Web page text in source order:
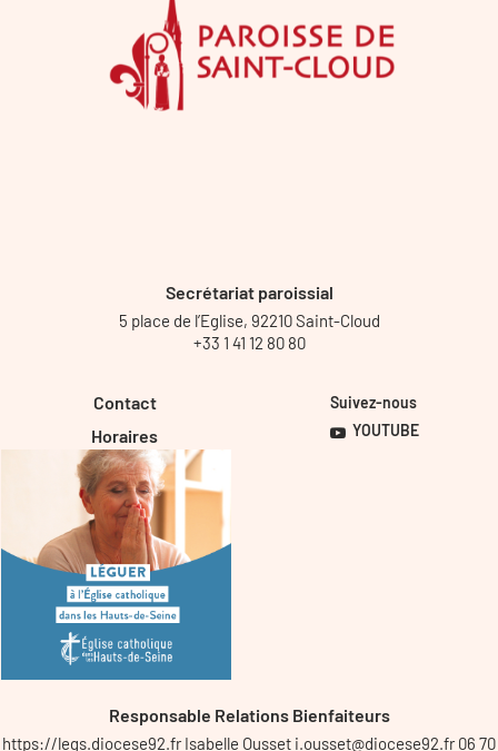
Secrétariat paroissial
5 place de l’Eglise, 92210 Saint-Cloud
+33 1 41 12 80 80
Contact
Horaires
Suivez-nous
YOUTUBE
Responsable Relations Bienfaiteurs
https://legs.diocese92.fr Isabelle Ousset i.ousset@diocese92.fr 06 70